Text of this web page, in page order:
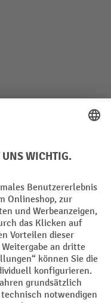
Versandkostenund ggf.